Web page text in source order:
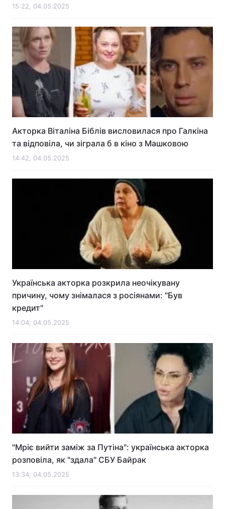
15:22, 04.05.2025
Акторка Віталіна Біблів висловилася про Галкіна
та відповіла, чи зіграла б в кіно з Машковою
14:42, 04.05.2025
Українська акторка розкрила неочікувану
причину, чому знімалася з росіянами: "Був
кредит"
14:04, 04.05.2025
"Мріє вийти заміж за Путіна": українська акторка
розповіла, як "здала" СБУ Байрак
13:34, 04.05.2025